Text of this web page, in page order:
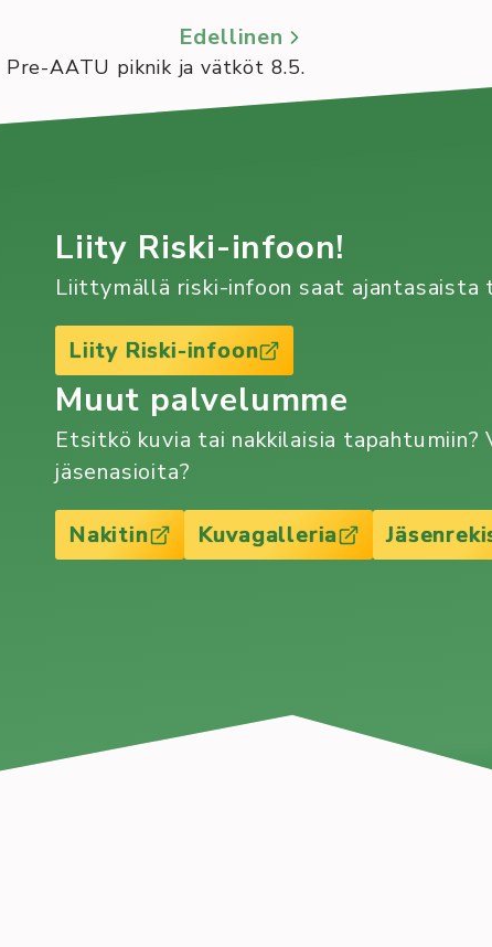
Edellinen
Pre-AATU piknik ja vätköt 8.5.
Liity Riski-infoon!
Liittymällä riski-infoon saat
Liity Riski-infoon
Muut palvelumme
Etsitkö kuvia tai nakkilaisia tapahtumiin?
jäsenasioita?
Nakitin Kuvagalleria